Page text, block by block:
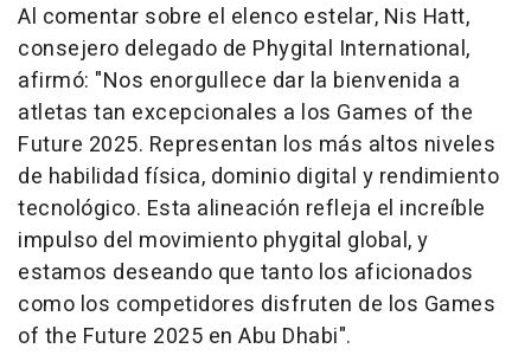
Al comentar sobre el elenco estelar, Nis Hatt,
consejero delegado de Phygital International,
afirmó: "Nos enorgullece dar la bienvenida a
atletas tan excepcionales a los Games of the
Future 2025. Representan los más altos niveles
de habilidad física, dominio digital y rendimiento
tecnológico. Esta alineación refleja el increíble
impulso del movimiento phygital global, y
estamos deseando que tanto los aficionados
como los competidores disfruten de los Games
of the Future 2025 en Abu Dhabi".